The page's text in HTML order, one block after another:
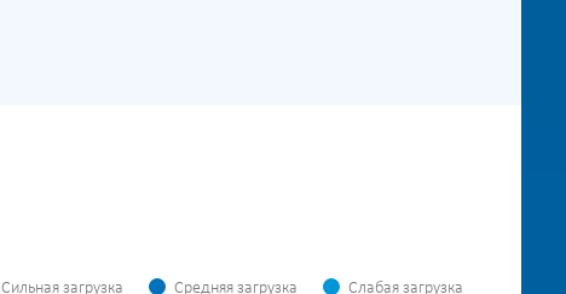
Сильная загрузка Средняя загрузка Слабая загрузка